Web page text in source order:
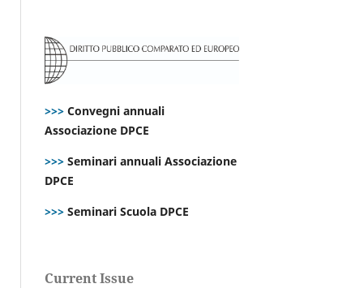
>>> Convegni annuali
Associazione DPCE
>>> Seminari annuali Associazione
DPCE
>>> Seminari Scuola DPCE
Current Issue